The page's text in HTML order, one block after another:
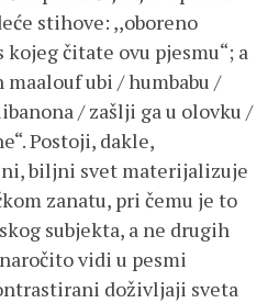
stihove: ,,oboreno
kojeg čitate ovu pjesmu“; a
maalouf ubi / humbabu /
/ zašlji ga u olovku /
Postoji, dakle,
biljni svet materijalizuje
zanatu, pri čemu je to
subjekta, a ne drugih
vidi u pesmi
doživljaji sveta